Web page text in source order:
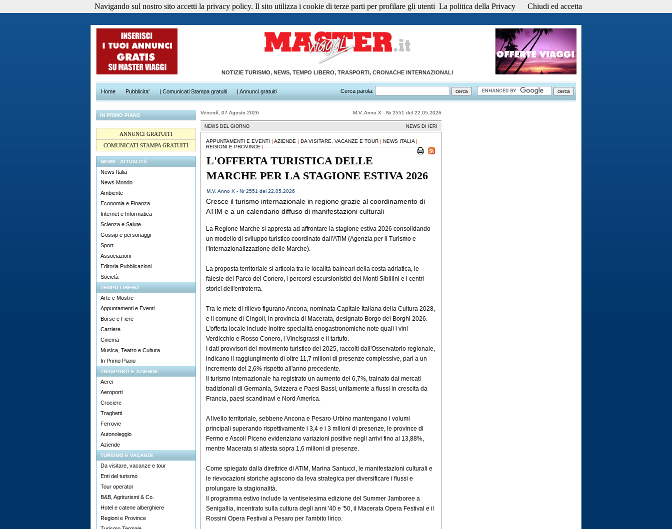
NOTIZIE TURISMO, NEWS, TEMPO LIBERO, TRASPORTI, CRONACHE INTERNAZIONALI
Home Pubblicita' | Comunicati Stampa gratuiti | Annunci gratuiti Cerca parola:
IN PRIMO PIANO
ANNUNCI GRATUITI
COMUNICATI STAMPA GRATUITI
NEWS - ATTUALITÀ
News Italia
News Mondo
Ambiente
Economia e Finanza
Internet e Informatica
Scienza e Salute
Gossip e personaggi
Sport
Associazioni
Editoria Pubblicazioni
Società
TEMPO LIBERO
Arte e Mostre
Appuntamenti e Eventi
Borse e Fiere
Carriere
Cinema
Musica, Teatro e Cultura
In Primo Piano
TRASPORTI E AZIENDE
Aerei
Aeroporti
Crociere
Traghetti
Ferrovie
Autonoleggio
Aziende
TURISMO E VACANZE
Da visitare, vacanze e tour
Enti del turismo
Tour operator
B&B, Agriturismi & Co.
Hotel e catene alberghiere
Regioni e Province
Venerdì, 07 Agosto 2026 M.V. Anno X - Nr 2551 del 22.05.2026
NEWS DEL GIORNO NEWS DI IERI
APPUNTAMENTI E EVENTI | AZIENDE | DA VISITARE, VACANZE E TOUR | NEWS ITALIA |
REGIONI E PROVINCE|
L'OFFERTA TURISTICA DELLE
MARCHE PER LA STAGIONE ESTIVA 2026
M.V. Anno X - Nr 2551 del 22.05.2026
Cresce il turismo internazionale in regione grazie al coordinamento di
ATIM e a un calendario diffuso di manifestazioni culturali
La Regione Marche si appresta ad affrontare la stagione estiva 2026 consolidando
un modello di sviluppo turistico coordinato dall'ATIM (Agenzia per il Turismo e
l'Internazionalizzazione delle Marche).
La proposta territoriale si articola tra le località balneari della costa adriatica, le
falesie del Parco del Conero, i percorsi escursionistici dei Monti Sibillini e i centri
storici dell'entroterra.
Tra le mete di rilievo figurano Ancona, nominata Capitale Italiana della Cultura 2028,
e il comune di Cingoli, in provincia di Macerata, designato Borgo dei Borghi 2026.
L'offerta locale include inoltre specialità enogastronomiche note quali i vini
Verdicchio e Rosso Conero, i Vincisgrassi e il tartufo.
I dati provvisori del movimento turistico del 2025, raccolti dall'Osservatorio regionale,
indicano il raggiungimento di oltre 11,7 milioni di presenze complessive, pari a un
incremento del 2,6% rispetto all'anno precedente.
Il turismo internazionale ha registrato un aumento del 6,7%, trainato dai mercati
tradizionali di Germania, Svizzera e Paesi Bassi, unitamente a flussi in crescita da
Francia, paesi scandinavi e Nord America.
A livello territoriale, sebbene Ancona e Pesaro-Urbino mantengano i volumi
principali superando rispettivamente i 3,4 e i 3 milioni di presenze, le province di
Fermo e Ascoli Piceno evidenziano variazioni positive negli arrivi fino al 13,88%,
mentre Macerata si attesta sopra 1,6 milioni di presenze.
Come spiegato dalla direttrice di ATIM, Marina Santucci, le manifestazioni culturali e
le rievocazioni storiche agiscono da leva strategica per diversificare i flussi e
prolungare la stagionalità.
Il programma estivo include la ventiseiesima edizione del Summer Jamboree a
Senigallia, incentrato sulla cultura degli anni '40 e '50, il Macerata Opera Festival e il
Rossini Opera Festival a Pesaro per l'ambito lirico.
Navigando sul nostro sito accetti la privacy policy. Il sito utilizza i cookie di terze parti per profilare gli utenti La politica della Privacy Chiudi ed accetta